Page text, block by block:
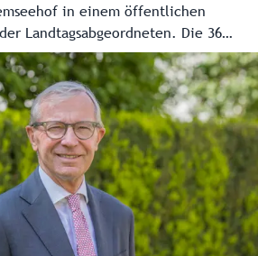
in einem öffentlichen
Landtagsabgeordneten. Die 36
in ihrer künftigen
Sitzungssaal vertreten. Das Hearing
und Fragen im Detail live und zum
gibt es unter: www.salzburg.gv.at/landtag.